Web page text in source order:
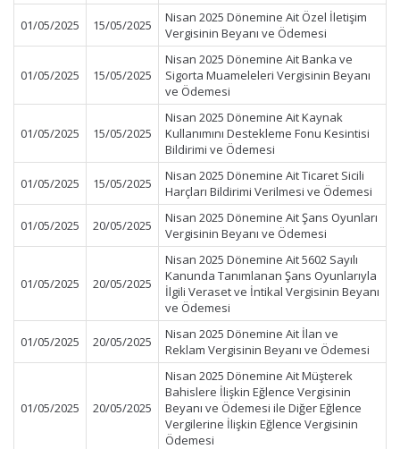
01/05/2025 15/05/2025
Nisan 2025 Dönemine Ait Özel İletişim
Vergisinin Beyanı ve Ödemesi
01/05/2025 15/05/2025
Nisan 2025 Dönemine Ait Banka ve
Sigorta Muameleleri Vergisinin Beyanı
ve Ödemesi
01/05/2025 15/05/2025
Nisan 2025 Dönemine Ait Kaynak
Kullanımını Destekleme Fonu Kesintisi
Bildirimi ve Ödemesi
01/05/2025 15/05/2025
Nisan 2025 Dönemine Ait Ticaret Sicili
Harçları Bildirimi Verilmesi ve Ödemesi
01/05/2025 20/05/2025
Nisan 2025 Dönemine Ait Şans Oyunları
Vergisinin Beyanı ve Ödemesi
01/05/2025 20/05/2025
Nisan 2025 Dönemine Ait 5602 Sayılı
Kanunda Tanımlanan Şans Oyunlarıyla
İlgili Veraset ve İntikal Vergisinin Beyanı
ve Ödemesi
01/05/2025 20/05/2025
Nisan 2025 Dönemine Ait İlan ve
Reklam Vergisinin Beyanı ve Ödemesi
01/05/2025 20/05/2025
Nisan 2025 Dönemine Ait Müşterek
Bahislere İlişkin Eğlence Vergisinin
Beyanı ve Ödemesi ile Diğer Eğlence
Vergilerine İlişkin Eğlence Vergisinin
Ödemesi